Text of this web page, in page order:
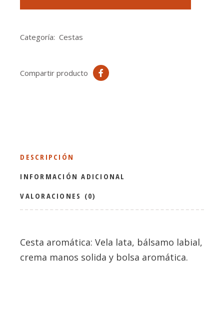
Categoría: Cestas
Compartir producto
DESCRIPCIÓN
INFORMACIÓN ADICIONAL
VALORACIONES (0)
Cesta aromática: Vela lata, bálsamo labial,
crema manos solida y bolsa aromática.